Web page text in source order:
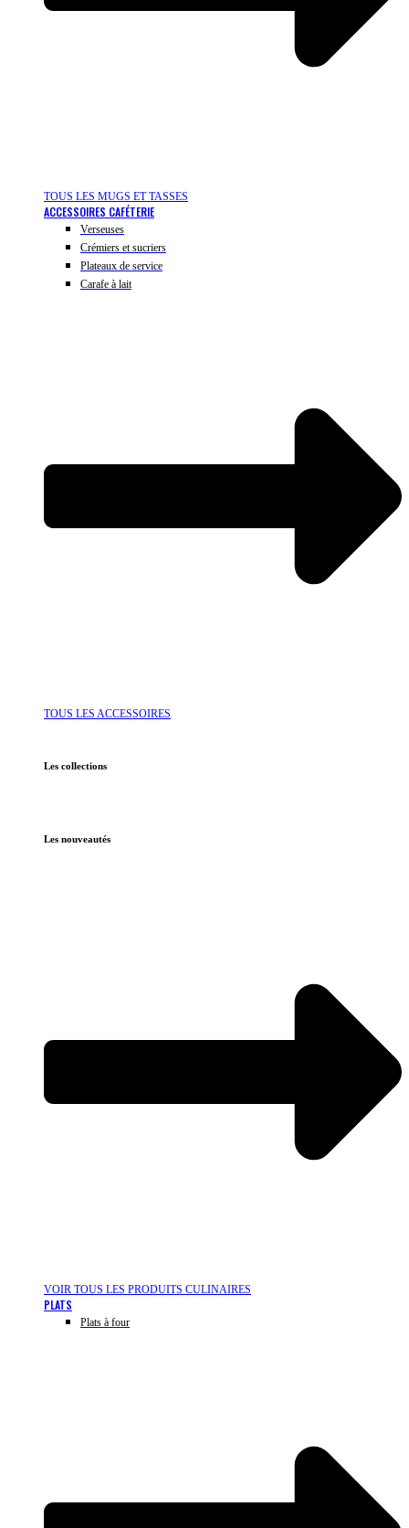
TOUS LES MUGS ET TASSES
ACCESSOIRES CAFÉTERIE
Verseuses
Crémiers et sucriers
Plateaux de service
Carafe à lait
TOUS LES ACCESSOIRES
Les collections
Les nouveautés
VOIR TOUS LES PRODUITS CULINAIRES
PLATS
Plats à four